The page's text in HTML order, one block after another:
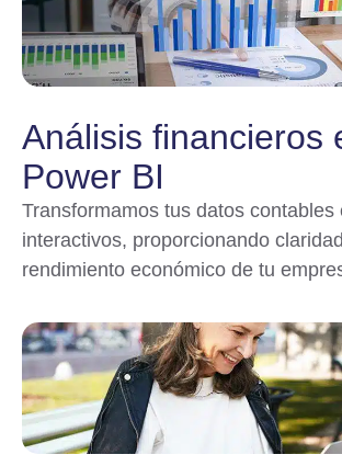
Análisis financieros
Power BI
Transformamos tus datos contables
interactivos, proporcionando
rendimiento económico de tu